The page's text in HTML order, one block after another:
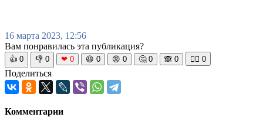
16 марта 2023, 12:56
Вам понравилась эта публикация?
👍 0 👎 0 ❤ 0 😆 0 😡 0 🤔 0 🙈 0 🧘‍♀️ 0
Поделиться
Комментарии